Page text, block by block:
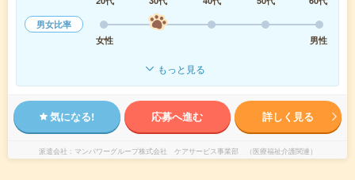
男女比率
女性
男性
もっと見る
気になる! 応募へ進む 詳しく見る
派遣会社 マンパワーグループ株式会社 ケアサービス事業部 （医療福祉介護関連）